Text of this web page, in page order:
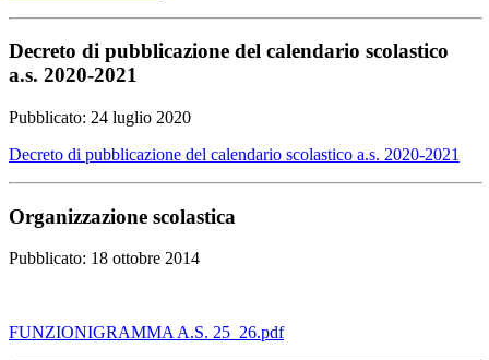
Decreto di pubblicazione del calendario scolastico
a.s. 2020-2021
Pubblicato: 24 luglio 2020
Decreto di pubblicazione del calendario scolastico a.s. 2020-2021
Organizzazione scolastica
Pubblicato: 18 ottobre 2014
FUNZIONIGRAMMA A.S. 25_26.pdf